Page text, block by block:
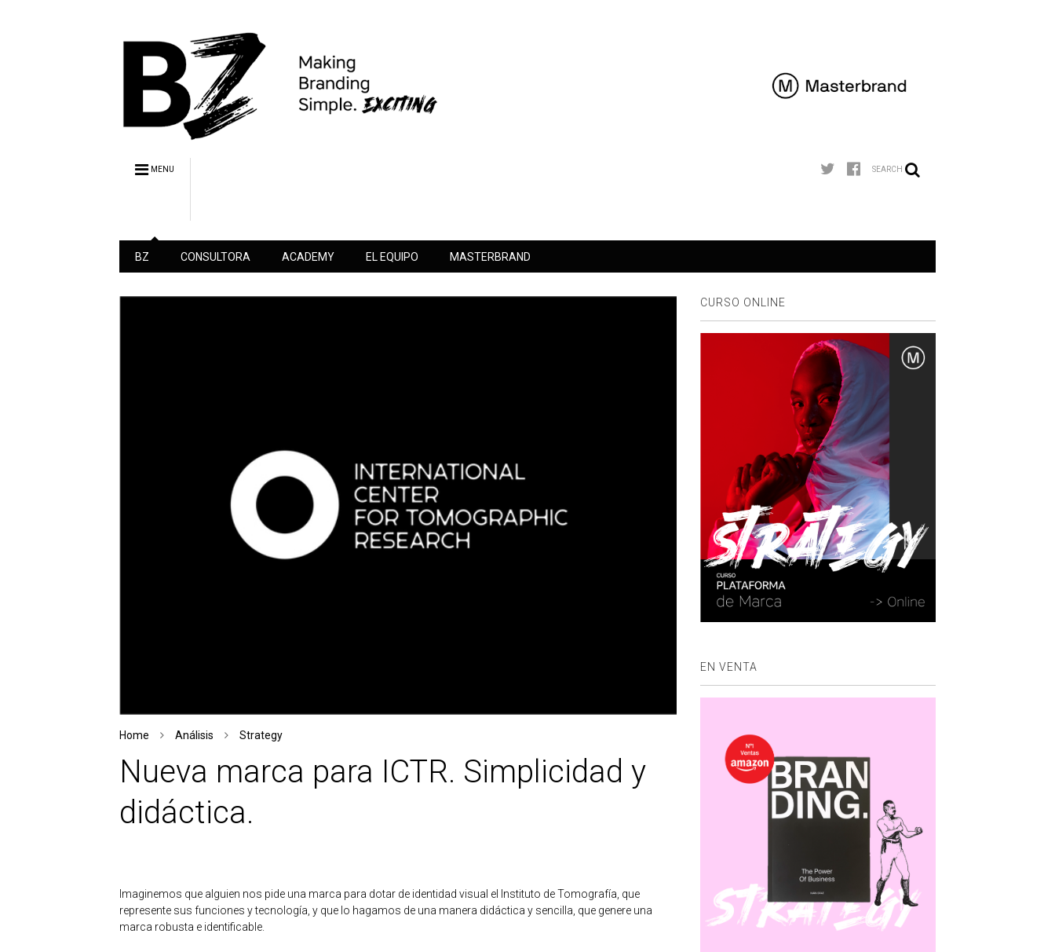
MENU SEARCH
BZ CONSULTORA ACADEMY EL EQUIPO MASTERBRAND
Home Análisis Strategy
Nueva marca para ICTR. Simplicidad y
didáctica.
Imaginemos que alguien nos pide una marca para dotar de identidad visual el Instituto de Tomografía, que
represente sus funciones y tecnología, y que lo hagamos de una manera didáctica y sencilla, que genere una
marca robusta e identificable.
CURSO ONLINE
EN VENTA